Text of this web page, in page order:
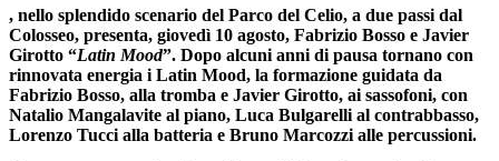
, nello splendido scenario del Parco del Celio, a due passi dal
Colosseo, presenta, giovedì 10 agosto, Fabrizio Bosso e Javier
Girotto “Latin Mood”. Dopo alcuni anni di pausa tornano con
rinnovata energia i Latin Mood, la formazione guidata da
Fabrizio Bosso, alla tromba e Javier Girotto, ai sassofoni, con
Natalio Mangalavite al piano, Luca Bulgarelli al contrabbasso,
Lorenzo Tucci alla batteria e Bruno Marcozzi alle percussioni.